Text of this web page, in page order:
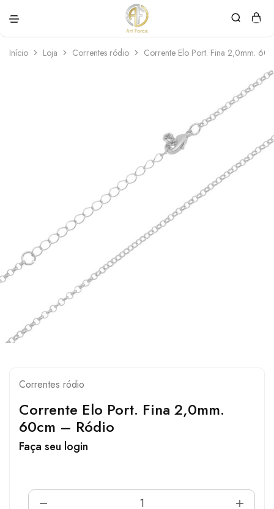
Force
personalizadas
Início Loja Correntes ródio Corrente Elo Port. Fina 2,0mm.
Correntes ródio
Corrente Elo Port. Fina 2,0mm.
60cm – Ródio
Faça seu login